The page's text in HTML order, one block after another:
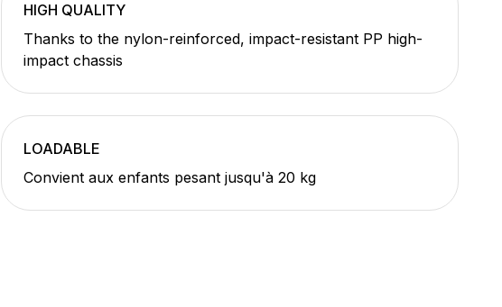
HIGH QUALITY
Thanks to the nylon-reinforced, impact-resistant PP high-
impact chassis
LOADABLE
Convient aux enfants pesant jusqu'à 20 kg